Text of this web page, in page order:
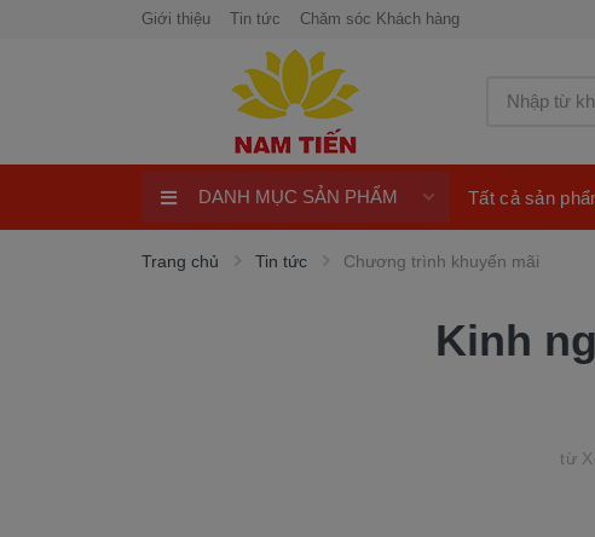
Giới thiệu Tin tức Chăm sóc Khách hàng
Xe Tay Côn
DANH MỤC SẢN PHẨM Tất cả sản
Trang chủ Tin tức Chương trình khuyến mãi
Kinh
từ